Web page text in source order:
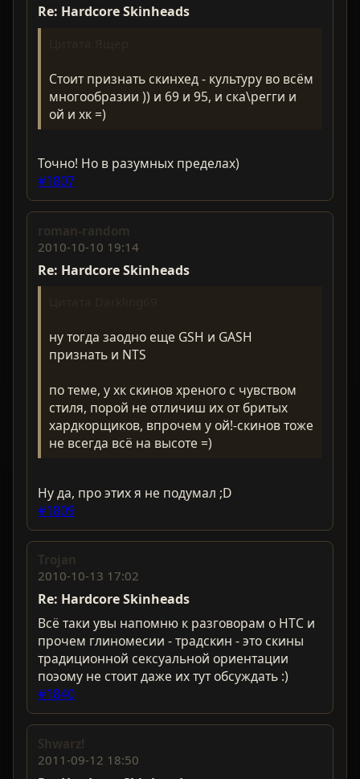
Re: Hardcorе Skinheads
Стоит признать скинхед - культуру во всём
многообразии )) и 69 и 95, и ска\регги и
ой и хк =)
Точно! Но в разумных пределах)
#1807
roman-random
2010-10-10 19:14
Re: Hardcorе Skinheads
ну тогда заодно еще GSH и GASH
признать и NTS
по теме, у хк скинов хреного с чувством
стиля, порой не отличиш их от бритых
хардкорщиков, впрочем у ой!-скинов тоже
не всегда всё на высоте =)
Ну да, про этих я не подумал ;D
#1809
Trojan
2010-10-13 17:02
Re: Hardcorе Skinheads
Всё таки увы напомню к разговорам о НТС и
прочем глиномесии - традскин - это скины
традиционной сексуальной ориентации
поэому не стоит даже их тут обсуждать :)
#1840
Shwarz!
2011-09-12 18:50